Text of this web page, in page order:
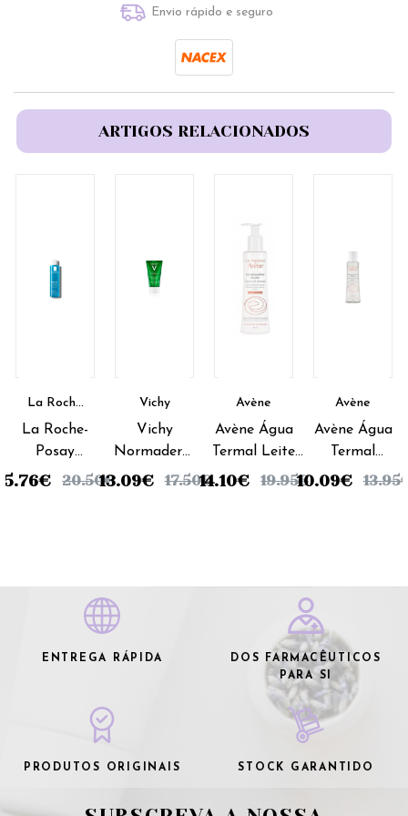
Envio rápido e seguro
ARTIGOS RELACIONADOS
La Roche
Posay
La Roche-
Posay
Effaclar
€ 20.50€
Vichy
Vichy
Normaderm
Cuidado
13.09€ 17.50€
Avène
Avène Água
Termal Leite
Desmaquilhante
14.10€ 19.95€
Avène
Avène Água
Termal
Desmaquilhante
10.09€ 13.95
ENTREGA RÁPIDA
DOS FARMACÊUTICOS
PARA SI
PRODUTOS ORIGINAIS STOCK GARANTIDO